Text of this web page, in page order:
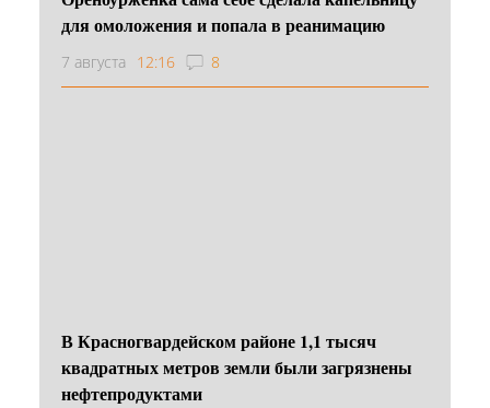
для омоложения и попала в реанимацию
7 августа 12:16 8
В Красногвардейском районе 1,1 тысяч
квадратных метров земли были загрязнены
нефтепродуктами